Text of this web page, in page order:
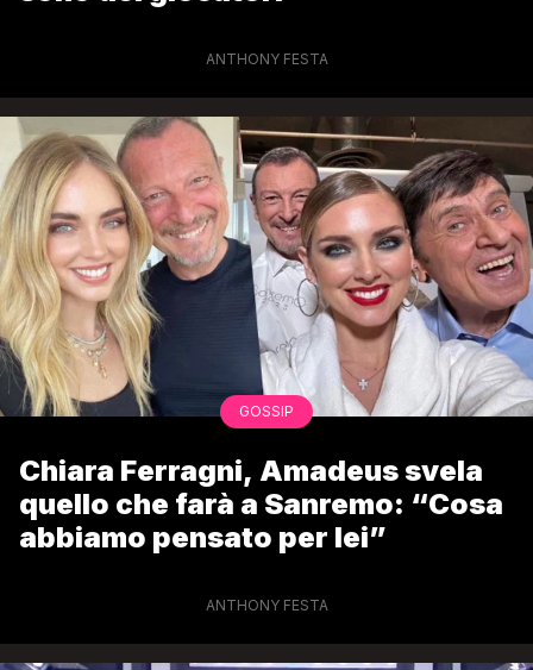
ANTHONY FESTA
GOSSIP
Chiara Ferragni, Amadeus svela
quello che farà a Sanremo: “Cosa
abbiamo pensato per lei”
ANTHONY FESTA